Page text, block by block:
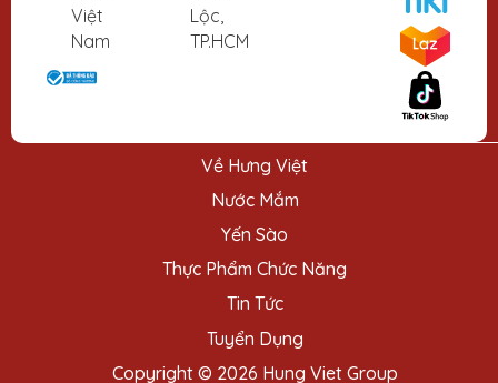
Việt
Nam
Lộc,
TP.HCM
Về Hưng Việt
Nước Mắm
Yến Sào
Thực Phẩm Chức Năng
Tin Tức
Tuyển Dụng
Copyright © 2026 Hung Viet Group